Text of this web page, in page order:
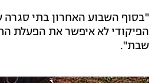
"בסוף השבוע האחרון בתי סגרה
הפיקודי לא איפשר את הפעלת
שבת".